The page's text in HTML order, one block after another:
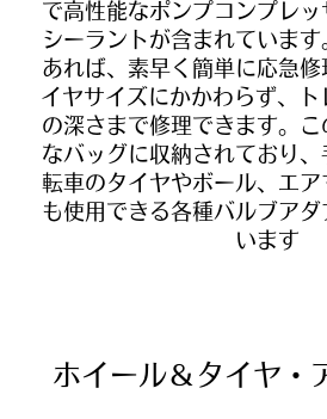
で高性能なポンプコンプレ
シーラントが含まれていま
あれば、素早く簡単に応急
イヤサイズにかかわらず、ト
の深さまで修理できます。
なバッグに収納されており、
転車のタイヤやボール、エ
も使用できる各種バルブアダ
います
ホイール＆タイヤ・